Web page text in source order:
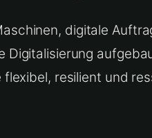
digitale
Digitalisierung
resilient und